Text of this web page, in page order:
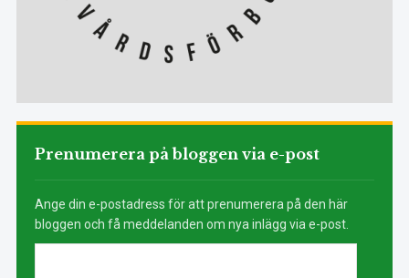
Prenumerera på bloggen via e-post
Ange din e-postadress för att prenumerera på den här
bloggen och få meddelanden om nya inlägg via e-post.